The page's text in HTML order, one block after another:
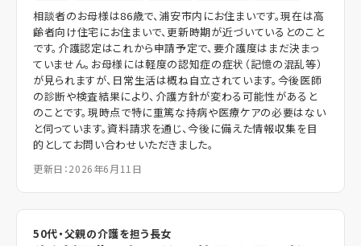
相談者のお母様は86歳で、浦安市内にお住まいです。現在は高
齢者向け住宅にお住まいで、更新時期が近づいているとのこと
です。介護認定はこれから申請予定で、要介護度はまだ決まっ
ていません。お母様には軽度の認知症の症状（記憶の混乱等）
が見られますが、日常生活は概ね自立されています。今後医師
の診断や検査結果により、介護方針が変わる可能性があると
のことです。現時点で特に重篤な持病や医療ケアの必要はない
と伺っています。資料請求を通じ、今後に備えた情報収集を目
的としてお問い合わせいただきました。
更新日：2026年6月11日
50代・父親の介護を担う長女